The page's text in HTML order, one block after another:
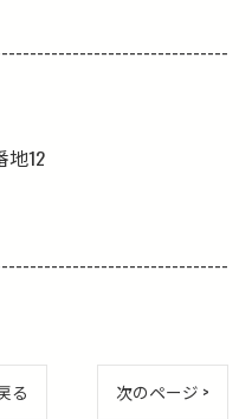
地12
る 次のページ >